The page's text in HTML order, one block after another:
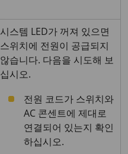
시스템 LED가 꺼져 있으면
스위치에 전원이 공급되지
않습니다. 다음을 시도해 보
십시오.
전원 코드가 스위치와
AC 콘센트에 제대로
연결되어 있는지 확인
하십시오.